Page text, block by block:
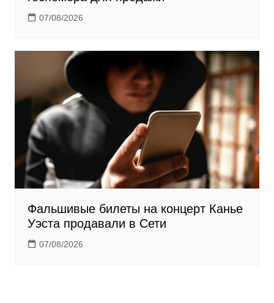
07/08/2026
Фальшивые билеты на концерт Канье
Уэста продавали в Сети
07/08/2026